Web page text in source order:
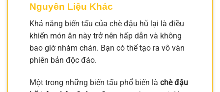
Nguyên Liệu Khác
Khả năng biến tấu của chè đậu hũ lại là điều
khiến món ăn này trở nên hấp dẫn và không
bao giờ nhàm chán. Bạn có thể tạo ra vô vàn
phiên bản độc đáo.
Một trong những biến tấu phổ biến là chè đậu